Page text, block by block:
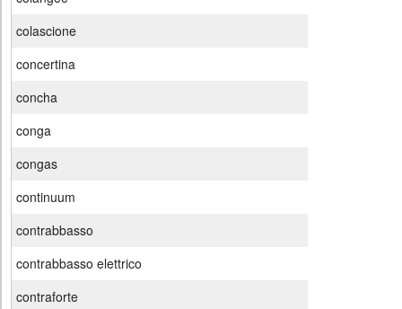
colascione
concertina
concha
conga
congas
continuum
contrabbasso
contrabbasso elettrico
contraforte